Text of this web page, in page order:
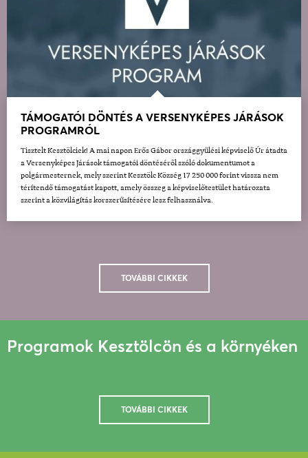
TÁMOGATÓI DÖNTÉS A VERSENYKÉPES JÁRÁSOK
PROGRAMRÓL
Tisztelt Kesztölciek! A mai napon Erős Gábor országgyűlési képviselő Úr átadta
a Versenyképes Járások támogatói döntéséről szóló dokumentumot a
polgármesternek, mely szerint Kesztölc Község 17 250 000 forint vissza nem
térítendő támogatást kapott, amely összeg a képviselőtestület határozata
szerint a közvilágítás korszerűsítésére lesz felhasználva.
TOVÁBBI CIKKEK
Programok Kesztölcön és a környéken
TOVÁBBI CIKKEK